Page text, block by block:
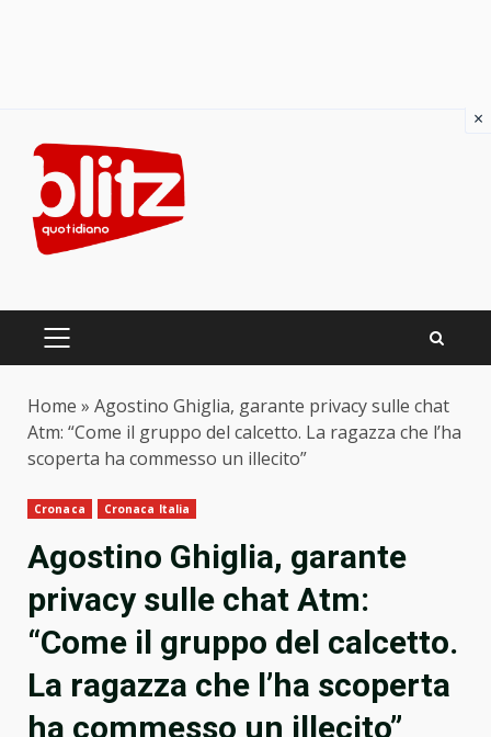
content
PRIMARY
Home » Agostino Ghiglia, garante privacy sulle chat
Atm: “Come il gruppo del calcetto. La ragazza che l’ha
scoperta ha commesso un illecito”
Cronaca Cronaca Italia
Agostino Ghiglia, garante
privacy sulle chat Atm:
“Come il gruppo del calcetto.
La ragazza che l’ha scoperta
ha commesso un illecito”
×